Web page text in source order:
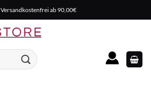
Versandkostenfrei ab 90,00€